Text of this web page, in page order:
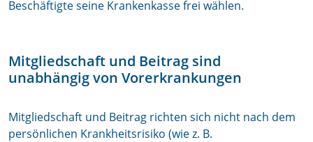
Beschäftigte seine Krankenkasse frei wählen.
Mitgliedschaft und Beitrag sind
unabhängig von Vorerkrankungen
Mitgliedschaft und Beitrag richten sich nicht nach dem
persönlichen Krankheitsrisiko (wie z. B.